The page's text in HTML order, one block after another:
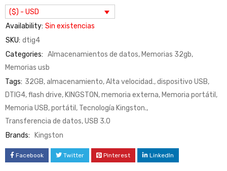
($) - USD
Availability: Sin existencias
SKU: dtig4
Categories: Almacenamientos de datos,Memorias 32gb,
Memorias usb
Tags: 32GB,almacenamiento,Alta velocidad.,dispositivo USB,
DTIG4,flash drive,KINGSTON,memoria externa,Memoria portátil,
Memoria USB,portátil, Tecnología Kingston.,
Transferencia de datos,USB 3.0
Brands: Kingston
Facebook Twitter Pinterest LinkedIn